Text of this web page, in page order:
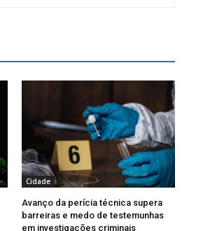
Cidade
Avanço da perícia técnica supera
barreiras e medo de testemunhas
em investigações criminais